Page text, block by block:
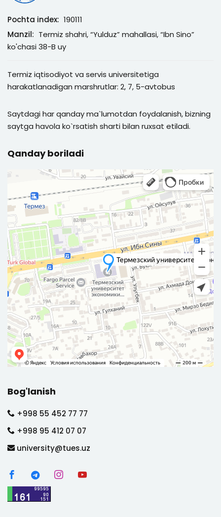
Pochta index: 190111
Manzil: Termiz shahri, “Yulduz” mahallasi, “Ibn Sino”
ko'chasi 38-B uy
Termiz iqtisodiyot va servis universitetiga
harakatlanadigan marshrutlar: 2, 7, 5-avtobus
Saytdagi har qanday ma`lumotdan foydalanish, bizning
saytga havola ko`rsatish sharti bilan ruxsat etiladi.
Qanday boriladi
Bog'lanish
+998 55 452 77 77
+998 95 412 07 07
university@tues.uz